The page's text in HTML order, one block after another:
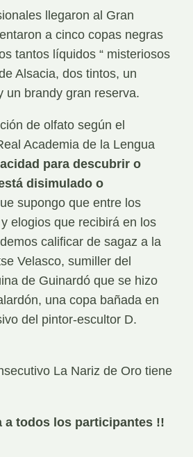
llegaron al Gran
a cinco copas negras
tantos líquidos “ misteriosos
Alsacia, dos tintos, un
un brandy gran reserva.
de olfato según el
Academia de la Lengua
para descubrir o
disimulado o
supongo que entre los
elogios que recibirá en los
calificar de sagaz a la
Velasco, sumiller del
de Guinardó que se hizo
una copa bañada en
del pintor-escultor D.
La Nariz de Oro tiene
a todos los participantes !!